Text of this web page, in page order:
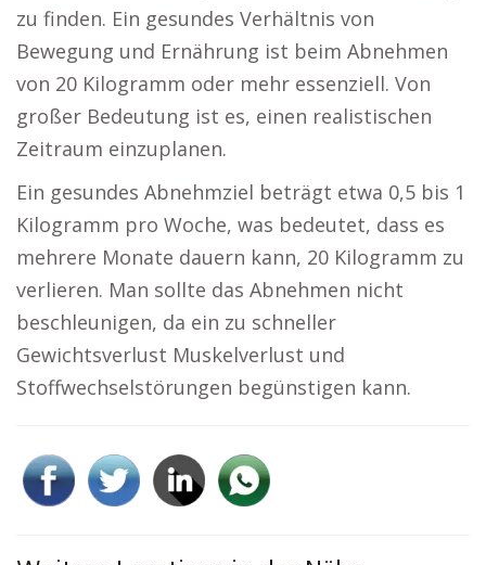
zu finden. Ein gesundes Verhältnis von
Bewegung und Ernährung ist beim Abnehmen
von 20 Kilogramm oder mehr essenziell. Von
großer Bedeutung ist es, einen realistischen
Zeitraum einzuplanen.
Ein gesundes Abnehmziel beträgt etwa 0,5 bis 1
Kilogramm pro Woche, was bedeutet, dass es
mehrere Monate dauern kann, 20 Kilogramm zu
verlieren. Man sollte das Abnehmen nicht
beschleunigen, da ein zu schneller
Gewichtsverlust Muskelverlust und
Stoffwechselstörungen begünstigen kann.